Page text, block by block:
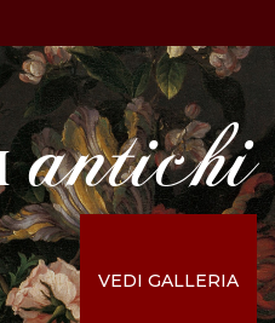
antichi
VEDI GALLERIA